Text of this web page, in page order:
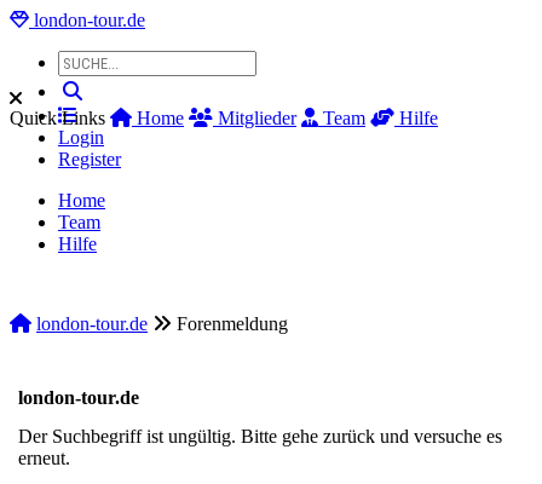
london-tour.de
Login
Register
Home
Team
Hilfe
Quick Links Home Mitglieder Team Hilfe
london-tour.de Forenmeldung
london-tour.de
Der Suchbegriff ist ungültig. Bitte gehe zurück und versuche es
erneut.